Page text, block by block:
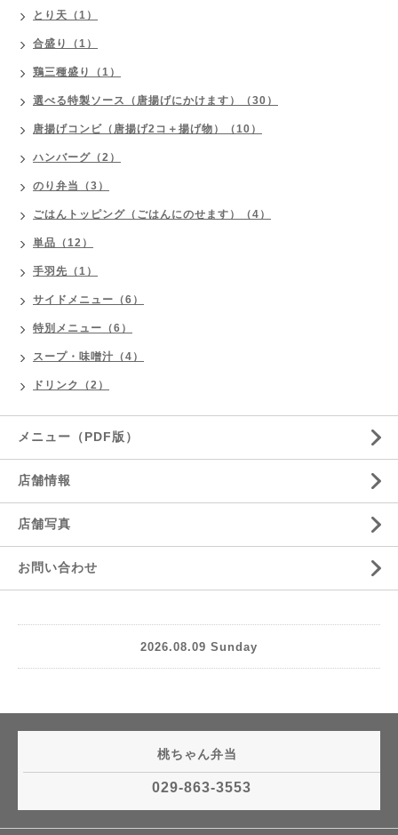
とり天（1）
合盛り（1）
鶏三種盛り（1）
選べる特製ソース（唐揚げにかけます）（30）
唐揚げコンビ（唐揚げ2コ＋揚げ物）（10）
ハンバーグ（2）
のり弁当（3）
ごはんトッピング（ごはんにのせます）（4）
単品（12）
手羽先（1）
サイドメニュー（6）
特別メニュー（6）
スープ・味噌汁（4）
ドリンク（2）
メニュー（PDF版）
店舗情報
店舗写真
お問い合わせ
2026.08.09 Sunday
桃ちゃん弁当
029-863-3553